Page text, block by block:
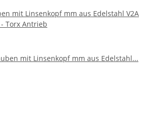
mit Linsenkopf mm aus Edelstahl V2A
Torx Antrieb